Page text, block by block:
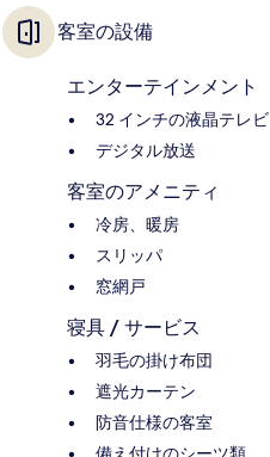
客室の設備
エンターテインメント
32 インチの液晶テレビ
デジタル放送
客室のアメニティ
冷房、暖房
スリッパ
窓網戸
寝具 / サービス
羽毛の掛け布団
遮光カーテン
防音仕様の客室